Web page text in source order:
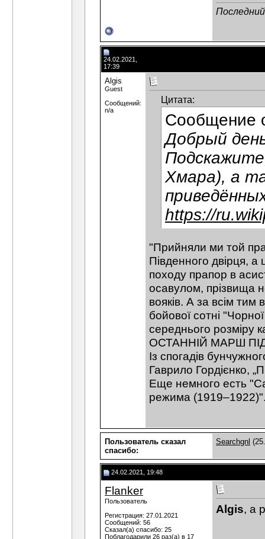
24.02.2021,
17:39
Algis
Guest
Сообщений:
n/a
Цитата:
Сообщение
Добрый
Хмара), а
https://
"Прийняли ми той
Південного двірця,
походу прапор в
осавулом, прізвища
вояків. А за всім
бойової сотні
середнього розміру
ОСТАННІЙ МАРШ
Із спогадів
Гаврило Гордієнко,
Еще немного есть
режима
Пользователь сказал
cпасибо:
Searchgnl
24.02.2021, 19:48
Flanker
Пользователь
Регистрация: 27.01.2021
Сообщений: 56
Сказал(а) спасибо: 25
Поблагодарили 26 раз(а) в 17
Algis, а